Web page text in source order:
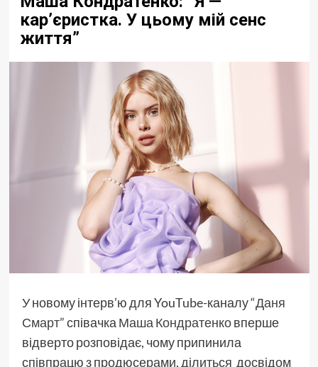
кар’єристка. У цьому мій сенс
життя”
У новому інтерв’ю для YouTube-каналу“Даня
Смарт”співачка Маша Кондратенковперше
відверто розповідає, чому припинила
співпрацю з продюсерами, ділиться досвідом